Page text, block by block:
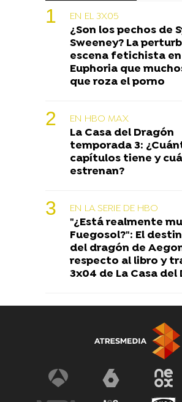
EN EL 3X05
¿Son los pechos de
Sweeney? La
escena fetichista en
Euphoria que
que roza el porno
EN HBO MAX
La Casa del Dragón
temporada 3:
capítulos tiene y
estrenan?
EN LA SERIE DE HBO
"¿Está realmente
Fuegosol?": El
del dragón de
respecto al libro y
3x04 de La Casa del